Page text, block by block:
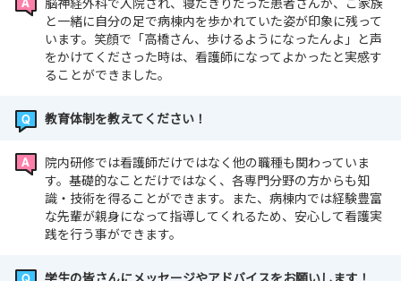
と一緒に自分の足で病棟内を歩かれていた姿が印象に残って
います。笑顔で「高橋さん、歩けるようになったんよ」と声
をかけてくださった時は、看護師になってよかったと実感す
ることができました。
教育体制を教えてください！
院内研修では看護師だけではなく他の職種も関わっていま
す。基礎的なことだけではなく、各専門分野の方からも知
識・技術を得ることができます。また、病棟内では経験豊富
な先輩が親身になって指導してくれるため、安心して看護実
践を行う事ができます。